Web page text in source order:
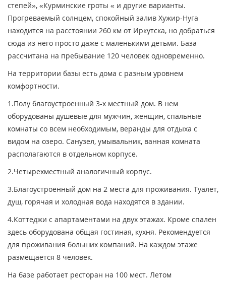
степей», «Курминские гроты « и другие варианты.
Прогреваемый солнцем, спокойный залив Хужир-Нуга
находится на расстоянии 260 км от Иркутска, но добраться
сюда из него просто даже с маленькими детьми. База
рассчитана на пребывание 120 человек одновременно.
На территории базы есть дома с разным уровнем
комфортности.
1.Полу благоустроенный 3-х местный дом. В нем
оборудованы душевые для мужчин, женщин, спальные
комнаты со всем необходимым, веранды для отдыха с
видом на озеро. Санузел, умывальник, ванная комната
располагаются в отдельном корпусе.
2.Четырехместный аналогичный корпус.
3.Благоустроенный дом на 2 места для проживания. Туалет,
душ, горячая и холодная вода находятся в здании.
4.Коттеджи с апартаментами на двух этажах. Кроме спален
здесь оборудована общая гостиная, кухня. Рекомендуется
для проживания больших компаний. На каждом этаже
размещается 8 человек.
На базе работает ресторан на 100 мест. Летом